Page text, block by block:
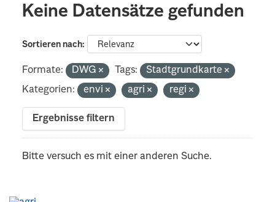
Keine Datensätze gefunden
Sortieren nach
Formate: DWG Tags:
Stadtgrundkarte
Kategorien:
envi agri regi
Ergebnisse filtern
Bitte versuch es mit einer anderen Suche.